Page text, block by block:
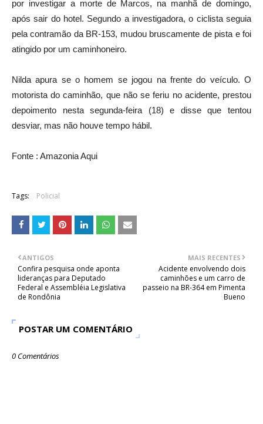
por investigar a morte de Marcos, na manhã de domingo,
após sair do hotel. Segundo a investigadora, o ciclista seguia
pela contramão da BR-153, mudou bruscamente de pista e foi
atingido por um caminhoneiro.
Nilda apura se o homem se jogou na frente do veículo. O
motorista do caminhão, que não se feriu no acidente, prestou
depoimento nesta segunda-feira (18) e disse que tentou
desviar, mas não houve tempo hábil.
Fonte : Amazonia Aqui
Tags: Policial
MAIS RECENTES
Acidente envolvendo dois
caminhões e um carro de
passeio na BR-364 em Pimenta
Bueno
ANTIGOS
Confira pesquisa onde aponta
lideranças para Deputado
Federal e Assembléia Legislativa
de Rondônia
POSTAR UM COMENTÁRIO
0 Comentários